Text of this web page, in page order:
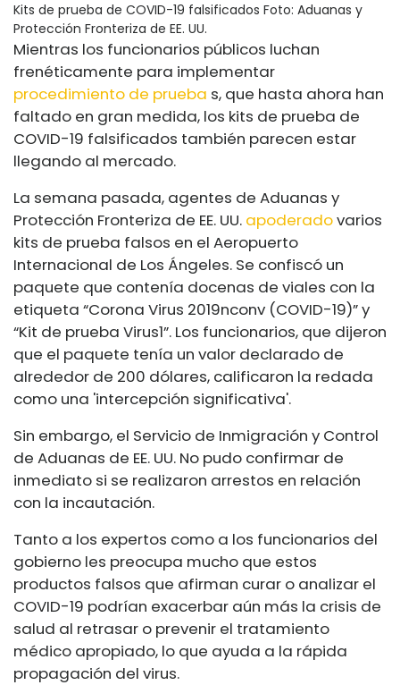
Kits de prueba de COVID-19 falsificados Foto: Aduanas y
Protección Fronteriza de EE. UU.
Mientras los funcionarios públicos luchan
frenéticamente para implementar
procedimiento de prueba s, que hasta ahora han
faltado en gran medida, los kits de prueba de
COVID-19 falsificados también parecen estar
llegando al mercado.
La semana pasada, agentes de Aduanas y
Protección Fronteriza de EE. UU. apoderadovarios
kits de prueba falsos en el Aeropuerto
Internacional de Los Ángeles. Se confiscó un
paquete que contenía docenas de viales con la
etiqueta “Corona Virus 2019nconv (COVID-19)” y
“Kit de prueba Virus1”. Los funcionarios, que dijeron
que el paquete tenía un valor declarado de
alrededor de 200 dólares, calificaron la redada
como una 'intercepción significativa'.
Sin embargo, el Servicio de Inmigración y Control
de Aduanas de EE. UU. No pudo confirmar de
inmediato si se realizaron arrestos en relación
con la incautación.
Tanto a los expertos como a los funcionarios del
gobierno les preocupa mucho que estos
productos falsos que afirman curar o analizar el
COVID-19 podrían exacerbar aún más la crisis de
salud al retrasar o prevenir el tratamiento
médico apropiado, lo que ayuda a la rápida
propagación del virus.